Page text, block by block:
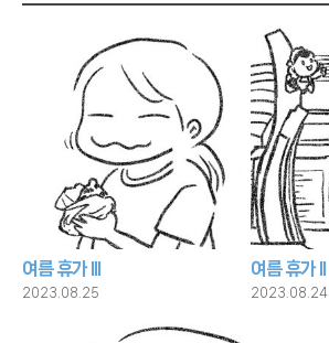
여름 휴가 III
2023.08.25
여름 휴가 II
2023.08.24